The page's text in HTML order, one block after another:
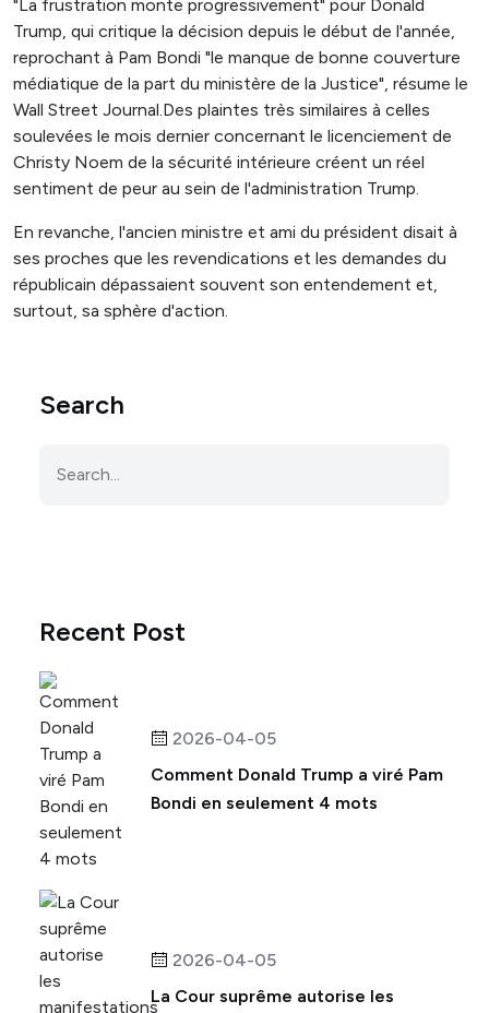
"La frustration monte progressivement" pour Donald
Trump, qui critique la décision depuis le début de l'année,
reprochant à Pam Bondi "le manque de bonne couverture
médiatique de la part du ministère de la Justice", résume le
Wall Street Journal.Des plaintes très similaires à celles
soulevées le mois dernier concernant le licenciement de
Christy Noem de la sécurité intérieure créent un réel
sentiment de peur au sein de l'administration Trump.
En revanche, l'ancien ministre et ami du président disait à
ses proches que les revendications et les demandes du
républicain dépassaient souvent son entendement et,
surtout, sa sphère d'action.
Search
Recent Post
2026-04-05
Comment Donald Trump a viré Pam
Bondi en seulement 4 mots
2026-04-05
La Cour suprême autorise les